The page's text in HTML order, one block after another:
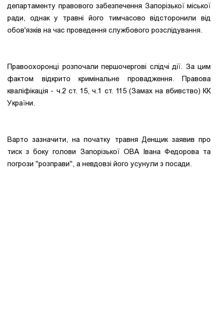
департаменту правового забезпечення Запорізької міської
ради, однак у травні його тимчасово відсторонили від
обов'язків на час проведення службового розслідування.
Правоохоронці розпочали першочергові слідчі дії. За цим
фактом відкрито кримінальне провадження. Правова
кваліфікація - ч.2 ст. 15, ч.1 ст. 115 (Замах на вбивство) КК
України.
Варто зазначити, на початку травня Денщик заявив про
тиск з боку голови Запорізької ОВА Івана Федорова та
погрози "розправи", а невдовзі його усунули з посади.